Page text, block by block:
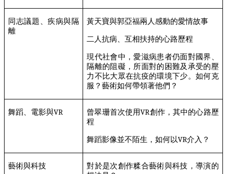
同志議題、疾病與隔
離
黃天寶與郭亞福兩人感動的愛情故事
二人抗病、互相扶持的心路歷程
現代社會中，愛滋病患者仍面對國界、
隔離的阻礙，所面對的困難及承受的壓
力不比大眾在抗疫的環境下少。如何克
服？藝術如何帶領著他們？
舞蹈、電影與VR 曾翠珊首次使用VR創作，其中的心路歷
程
舞蹈影像並不陌生，如何以VR介入？
藝術與科技
對於是次創作糅合藝術與科技，導演的